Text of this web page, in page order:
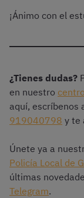
¡Ánimo con el
¿Tienes dudas?
en nuestro
aquí, escríbenos
919040798 y te
Únete ya a
Policía Local de
últimas
Telegram.